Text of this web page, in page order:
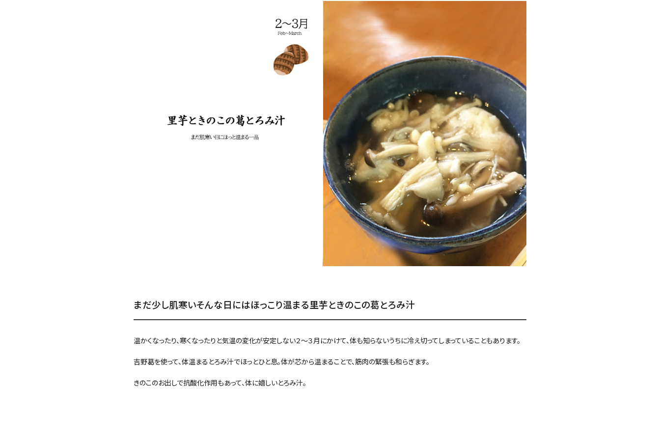
まだ少し肌寒いそんな日にはほっこり温まる里芋ときのこの葛とろみ汁
温かくなったり、寒くなったりと気温の変化が安定しない２～３月にかけて、体も知らないうちに冷え切ってしまっていることもあります。
吉野葛を使って、体温まるとろみ汁でほっとひと息。体が芯から温まることで、筋肉の緊張も和らぎます。
きのこのお出しで抗酸化作用もあって、体に嬉しいとろみ汁。